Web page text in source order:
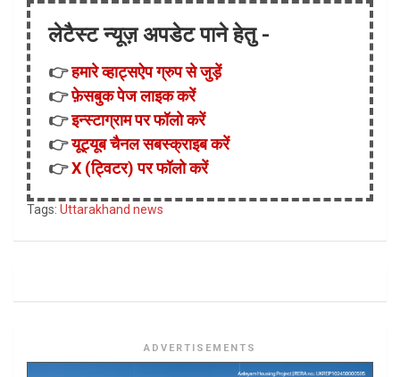
लेटैस्ट न्यूज़ अपडेट पाने हेतु -
👉हमारे व्हाट्सऐप ग्रुप से जुड़ें
👉फ़ेसबुक पेज लाइक करें
👉इन्स्टाग्राम पर फॉलो करें
👉यूट्यूब चैनल सबस्क्राइब करें
👉X (ट्विटर) पर फॉलो करें
Tags: Uttarakhand news
ADVERTISEMENTS